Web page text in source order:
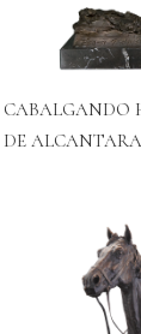
CABALGANDO
DE